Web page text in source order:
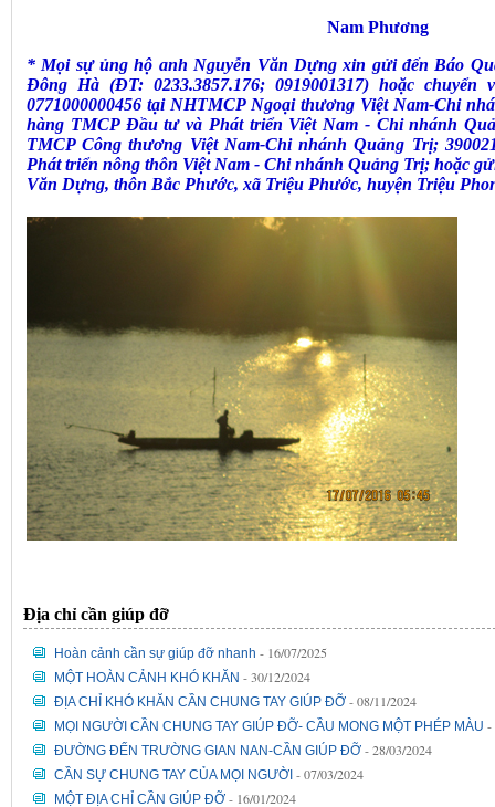
Nam Phương
* Mọi sự ủng hộ anh Nguyễn Văn Dựng xin gửi đến Báo
Đông Hà (ĐT: 0233.3857.176; 0919001317) hoặc
0771000000456 tại NHTMCP Ngoại thương Việt Nam-Chi
hàng TMCP Đầu tư và Phát triển Việt Nam - Chi nhánh
TMCP Công thương Việt Nam-Chi nhánh Quảng Trị;
Phát triển nông thôn Việt Nam - Chi nhánh Quảng Trị; hoặc
Văn Dựng, thôn Bắc Phước, xã Triệu Phước, huyện Triệu
Địa chỉ cần giúp đỡ
Hoàn cảnh cần sự giúp đỡ nhanh - 16/07/2025
MỘT HOÀN CẢNH KHÓ KHĂN - 30/12/2024
ĐỊA CHỈ KHÓ KHĂN CẦN CHUNG TAY GIÚP ĐỠ - 08/11/2024
MỌI NGƯỜI CẦN CHUNG TAY GIÚP ĐỠ- CẦU MONG MỘT PHÉP MÀU -
ĐƯỜNG ĐẾN TRƯỜNG GIAN NAN-CẦN GIÚP ĐỠ - 28/03/2024
CẦN SỰ CHUNG TAY CỦA MỌI NGƯỜI - 07/03/2024
MỘT ĐỊA CHỈ CẦN GIÚP ĐỠ - 16/01/2024